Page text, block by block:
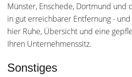
Münster, Enschede, Dortmund und
in gut erreichbarer Entfernung -
hier Ruhe, Übersicht und eine
Ihren Unternehmenssitz.
Sonstiges